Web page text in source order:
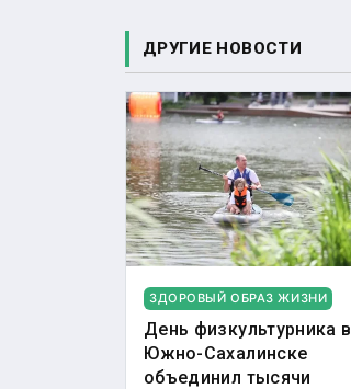
ДРУГИЕ НОВОСТИ
ЗДОРОВЫЙ ОБРАЗ ЖИЗНИ
День физкультурника в
Южно-Сахалинске
объединил тысячи